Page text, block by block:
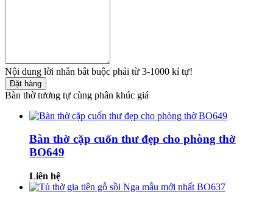
Nội dung lời nhắn bắt buộc phải từ 3-1000 kí tự!
Đặt hàng
Bàn thờ tương tự cùng phân khúc giá
Bàn thờ cặp cuốn thư đẹp cho phòng thờ
BO649
Liên hệ